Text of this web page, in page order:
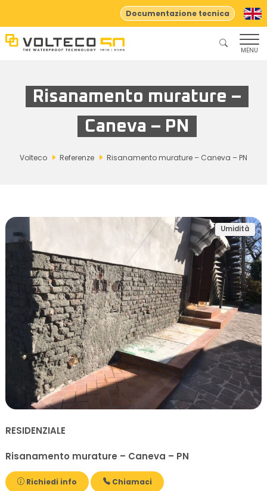
Documentazione tecnica
MENU
Risanamento murature –
Caneva – PN
Volteco Referenze Risanamento murature – Caneva – PN
Umidità
RESIDENZIALE
Risanamento murature – Caneva – PN
Richiedi info Chiamaci